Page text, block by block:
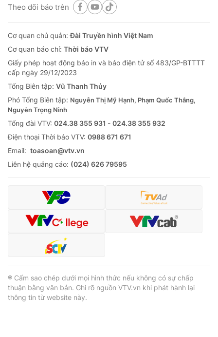
Theo dõi báo trên
Cơ quan chủ quản:Đài Truyền hình Việt Nam
Cơ quan báo chí: Thời báo VTV
Giấy phép hoạt động báo in và báo điện tử số 483/GP-BTTTT
cấp ngày 29/12/2023
Tổng Biên tập: Vũ Thanh Thủy
Phó Tổng Biên tập: Nguyễn Thị Mỹ Hạnh, Phạm Quốc Thắng,
Nguyễn Trọng Ninh
Tổng đài VTV: 024.38 355 931 - 024.38 355 932
Ðiện thoại Thời báo VTV: 0988 671 671
Email: toasoan@vtv.vn
Liên hệ quảng cáo: (024) 626 79595
® Cấm sao chép dưới mọi hình thức nếu không có sự chấp
thuận bằng văn bản. Ghi rõ nguồn VTV.vn khi phát hành lại
thông tin từ website này.